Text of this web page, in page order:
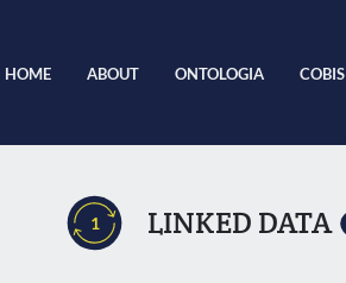
HOME ABOUT ONTOLOGIA COBIS
1 LINKED DATA